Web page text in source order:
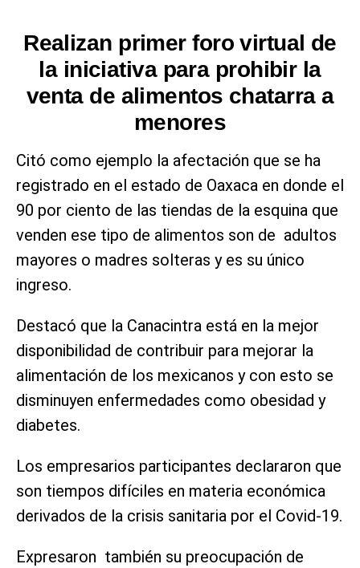
Realizan primer foro virtual de
la iniciativa para prohibir la
venta de alimentos chatarra a
menores
Citó como ejemplo la afectación que se ha
registrado en el estado de Oaxaca en donde el
90 por ciento de las tiendas de la esquina que
venden ese tipo de alimentos son de adultos
mayores o madres solteras y es su único
ingreso.
Destacó que la Canacintra está en la mejor
disponibilidad de contribuir para mejorar la
alimentación de los mexicanos y con esto se
disminuyen enfermedades como obesidad y
diabetes.
Los empresarios participantes declararon que
son tiempos difíciles en materia económica
derivados de la crisis sanitaria por el Covid-19.
Expresaron también su preocupación de